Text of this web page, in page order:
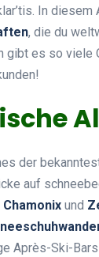
In
, die du
gibt es so viele
der
auf
Chamonix und
Après-Ski-